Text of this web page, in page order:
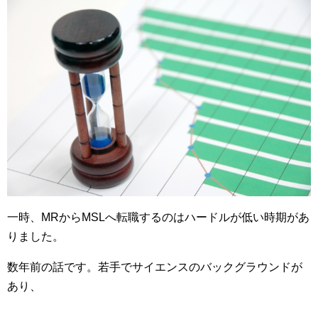
一時、MRからMSLへ転職するのはハードルが低い時期があ
りました。
数年前の話です。若手でサイエンスのバックグラウンドが
あり、